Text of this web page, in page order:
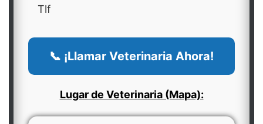
Tlf
📞 ¡Llamar Veterinaria Ahora!
Lugar de Veterinaria (Mapa):